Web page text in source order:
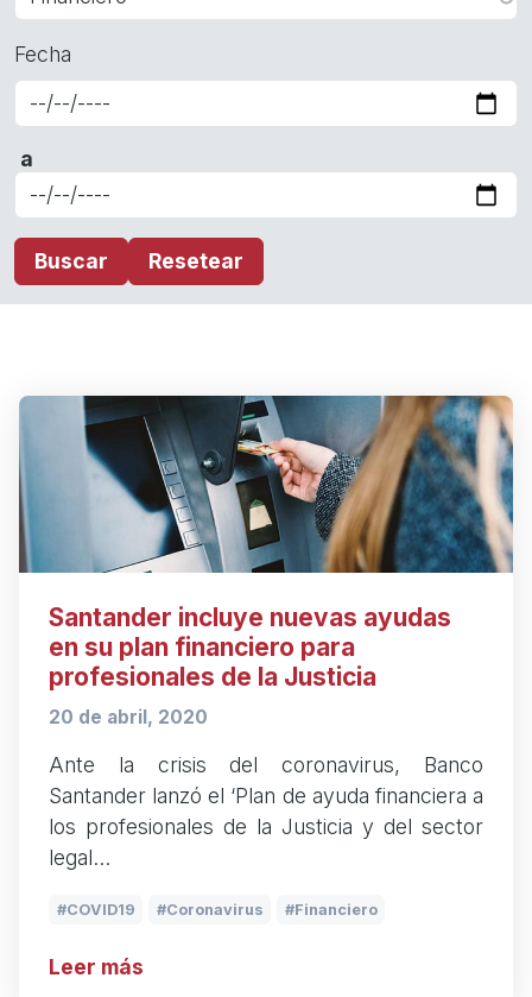
Fecha
Date
a
Date
Santander incluye nuevas ayudas
en su plan financiero para
profesionales de la Justicia
20 de abril, 2020
Ante la crisis del coronavirus, Banco
Santander lanzó el ‘Plan de ayuda financiera a
los profesionales de la Justicia y del sector
legal…
COVID19 Coronavirus Financiero
Leer más